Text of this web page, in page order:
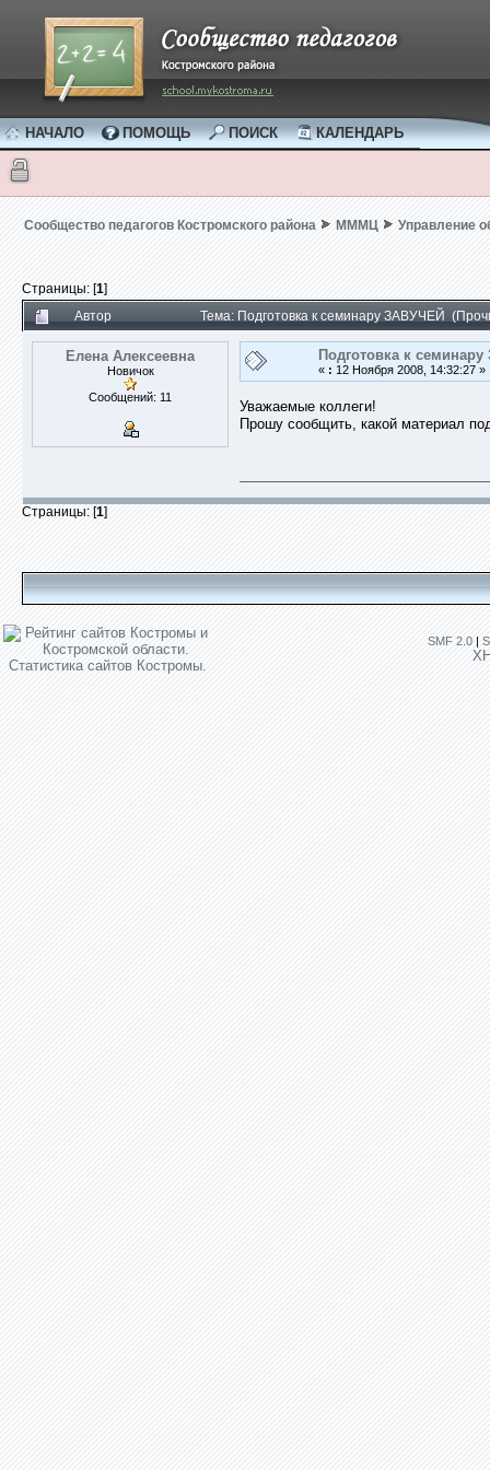
НАЧАЛО ПОМОЩЬ ПОИСК КАЛЕНДАРЬ
Сообщество педагогов Костромского района МММЦ Управление
Страницы: [1]
Автор
Тема: Подготовка к семинару ЗАВУЧЕЙ
Елена Алексеевна
Новичок
Сообщений: 11
Подготовка к
« : 12 Ноября 2008, 14:32:27 »
Уважаемые коллеги!
Прошу сообщить, какой материал
Страницы: [1]
SMF 2.0 |